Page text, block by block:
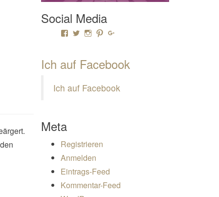
Social Media
Profil von Mamili1910 auf Facebook anzeigen
Profil von Mamili1910 auf Twitter anzeigen
Profil von Mamili1910 auf Instagram
Profil von Mamili1910 auf Pinterest
Ich auf Facebook
Ich auf Facebook
Meta
Registrieren
Anmelden
Eintrags-Feed
Kommentar-Feed